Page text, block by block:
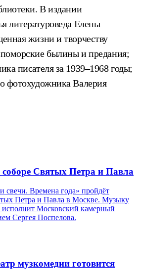
В издании
литературоведа Елены
жизни и творчеству
былины и предания;
писателя за 1939–1968 годы;
фотохудожника Валерия
соборе Святых Петра и Павла
свечи. Времена года» пройдёт
Петра и Павла в Москве. Музыку
Московский камерный
Сергея Поспелова.
музкомедии готовится